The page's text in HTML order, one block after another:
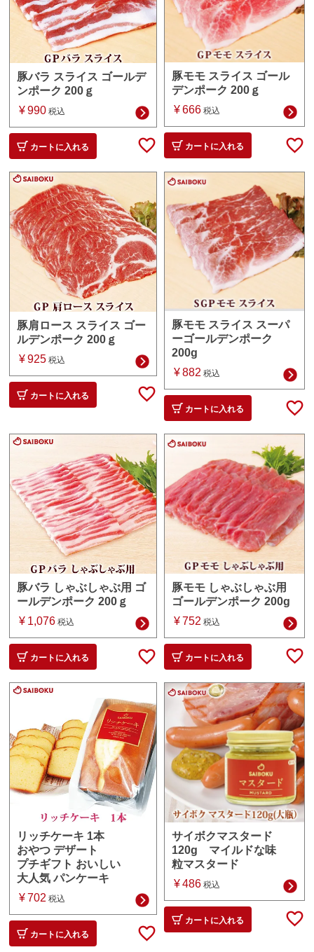
豚バラ スライス ゴールデ
ンポーク 200ｇ
¥ 990 税込
カートに入れる
豚モモ スライス ゴール
デンポーク 200ｇ
¥666 税込
カートに入れる
豚肩ロース スライス ゴー
ルデンポーク 200ｇ
¥ 925 税込
カートに入れる
豚モモ スライス スーパ
ーゴールデンポーク
200g
¥882 税込
カートに入れる
豚バラ しゃぶしゃぶ用 ゴ
ールデンポーク 200ｇ
¥ 1,076 税込
カートに入れる
豚モモ しゃぶしゃぶ用
ゴールデンポーク 200g
¥752 税込
カートに入れる
リッチケーキ 1本
おやつ デザート
プチギフト おいしい
大人気 パンケーキ
¥ 702 税込
カートに入れる
サイボクマスタード
120g マイルドな味
粒マスタード
¥486 税込
カートに入れる